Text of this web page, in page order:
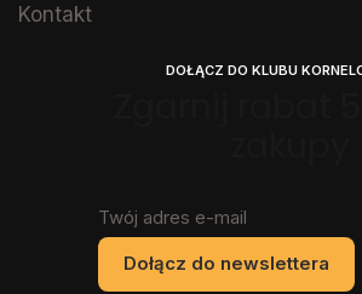
Kontakt
DOŁĄCZ DO KLUBU
Twój adres e-mail
Dołącz do newslettera